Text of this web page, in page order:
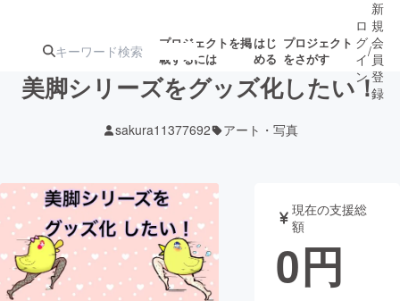
プロジェクトを掲
載するには
はじ
める
プロジェクト
をさがす
アート・写真
テクノロジー・ガジェット ゲーム・サ
ロ
グ
イ
ン
/
新
規
会
員
登
録
美脚シリーズをグッズ化したい！
sakura11377692 アート・写真
現在の支援総
額
0円